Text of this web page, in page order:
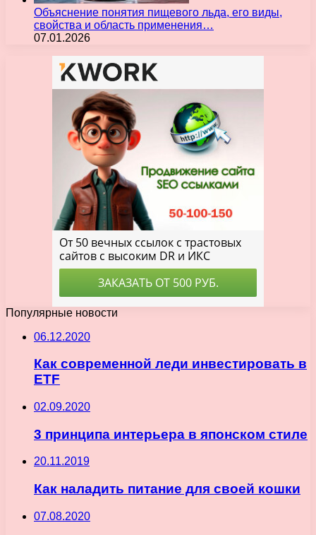
Объяснение понятия пищевого льда, его виды,
свойства и область применения…
07.01.2026
Популярные новости
06.12.2020
Как современной леди инвестировать в
ETF
02.09.2020
3 принципа интерьера в японском стиле
20.11.2019
Как наладить питание для своей кошки
07.08.2020